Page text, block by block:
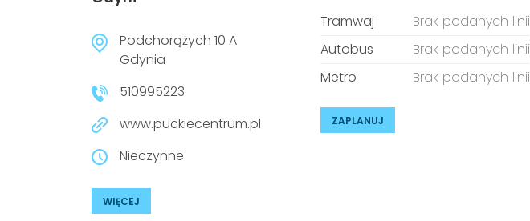
Podchorążych 10 A
Gdynia
510995223
www.puckiecentrum.pl
Nieczynne
WIĘCEJ
Tramwaj
Brak podanych linii
Autobus
Brak podanych linii
Metro
Brak podanych linii
ZAPLANUJ